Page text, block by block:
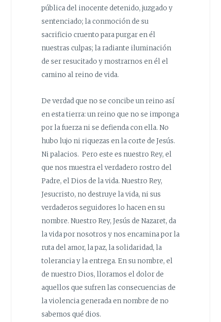
pública del inocente detenido, juzgado y
sentenciado; la conmoción de su
sacrificio cruento para purgar en él
nuestras culpas; la radiante iluminación
de ser resucitado y mostrarnos en él el
camino al reino de vida.
De verdad que no se concibe un reino así
en esta tierra: un reino que no se imponga
por la fuerza ni se defienda con ella. No
hubo lujo ni riquezas en la corte de Jesús.
Ni palacios. Pero este es nuestro Rey, el
que nos muestra el verdadero rostro del
Padre, el Dios de la vida. Nuestro Rey,
Jesucristo, no destruye la vida, ni sus
verdaderos seguidores lo hacen en su
nombre. Nuestro Rey, Jesús de Nazaret, da
la vida por nosotros y nos encamina por la
ruta del amor, la paz, la solidaridad, la
tolerancia y la entrega. En su nombre, el
de nuestro Dios, lloramos el dolor de
aquellos que sufren las consecuencias de
la violencia generada en nombre de no
sabemos qué dios.